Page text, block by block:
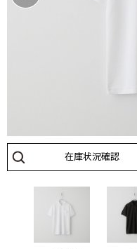
在庫状況確認